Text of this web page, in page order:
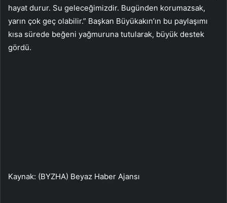
hayat durur. Su geleceğimizdir. Bugünden korumazsak,
yarın çok geç olabilir.” Başkan Büyükakın’ın bu paylaşımı
kısa sürede beğeni yağmuruna tutularak, büyük destek
gördü.
Kaynak: (BYZHA) Beyaz Haber Ajansı